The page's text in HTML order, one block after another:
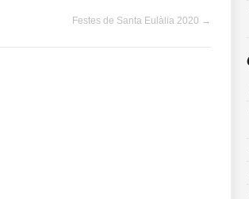
Festes de Santa Eulàlia 2020 →